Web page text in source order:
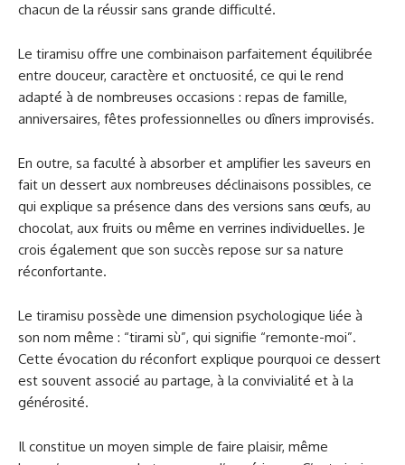
chacun de la réussir sans grande difficulté.
Le tiramisu offre une combinaison parfaitement équilibrée
entre douceur, caractère et onctuosité, ce qui le rend
adapté à de nombreuses occasions : repas de famille,
anniversaires, fêtes professionnelles ou dîners improvisés.
En outre, sa faculté à absorber et amplifier les saveurs en
fait un dessert aux nombreuses déclinaisons possibles, ce
qui explique sa présence dans des versions sans œufs, au
chocolat, aux fruits ou même en verrines individuelles. Je
crois également que son succès repose sur sa nature
réconfortante.
Le tiramisu possède une dimension psychologique liée à
son nom même : “tirami sù”, qui signifie “remonte-moi”.
Cette évocation du réconfort explique pourquoi ce dessert
est souvent associé au partage, à la convivialité et à la
générosité.
Il constitue un moyen simple de faire plaisir, même